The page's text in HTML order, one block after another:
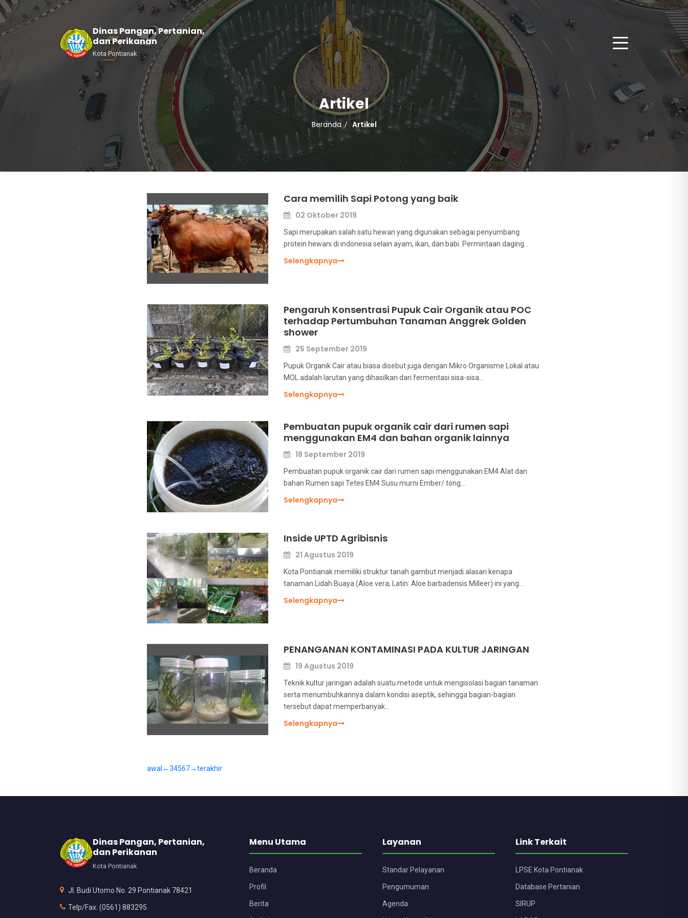
Dinas Pangan, Pertanian,
dan Perikanan
Kota Pontianak
Artikel
Beranda Artikel
Cara memilih Sapi Potong yang baik
02 Oktober 2019
Sapi merupakan salah satu hewan yang digunakan sebagai penyumbang
protein hewani di indonesia selain ayam, ikan, dan babi. Permintaan daging…
Selengkapnya
Pengaruh Konsentrasi Pupuk Cair Organik atau POC
terhadap Pertumbuhan Tanaman Anggrek Golden
shower
25 September 2019
Pupuk Organik Cair atau biasa disebut juga dengan Mikro Organisme Lokal atau
MOL adalah larutan yang dihasilkan dari fermentasi sisa-sisa…
Selengkapnya
Pembuatan pupuk organik cair dari rumen sapi
menggunakan EM4 dan bahan organik lainnya
18 September 2019
Pembuatan pupuk organik cair dari rumen sapi menggunakan EM4 Alat dan
bahan Rumen sapi Tetes EM4 Susu murni Ember/ tong…
Selengkapnya
Inside UPTD Agribisnis
21 Agustus 2019
Kota Pontianak memiliki struktur tanah gambut menjadi alasan kenapa
tanaman Lidah Buaya (Aloe vera; Latin: Aloe barbadensis Milleer) ini yang…
Selengkapnya
PENANGANAN KONTAMINASI PADA KULTUR JARINGAN
19 Agustus 2019
Teknik kultur jaringan adalah suatu metode untuk mengisolasi bagian tanaman
serta menumbuhkannya dalam kondisi aseptik, sehingga bagian-bagian
tersebut dapat memperbanyak…
Selengkapnya
awal ←34567→terakhir
Dinas Pangan, Pertanian,
dan Perikanan
Kota Pontianak
Jl. Budi Utomo No. 29 Pontianak 78421
Telp/Fax: (0561) 883295
Menu Utama
Beranda
Profil
Berita
Layanan
Standar Pelayanan
Pengumuman
Agenda
Link Terkait
LPSE Kota Pontianak
Database Pertanian
SIRUP